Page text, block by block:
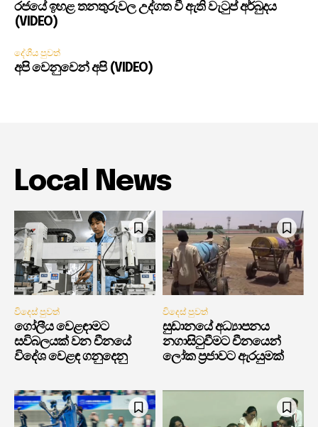
රජයේ ඉහළ තනතුරුවල උද්ගත වී ඇති වැටුප් අර්බුදය
(VIDEO)
දේශීය පුවත්
අපි වෙනුවෙන් අපි (VIDEO)
Local News
විදෙස් පුවත්
ගෝලීය වෙළඳාමට
සවිබලයක් වන චීනයේ
විදේශ වෙළඳ ගනුදෙනු
විදෙස් පුවත්
සුඩානයේ අධ්‍යාපනය
නගාසිටුවීමට චීනයෙන්
ලෝක ප්‍රජාවට ඇරයුමක්